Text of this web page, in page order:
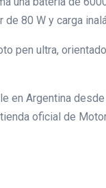
80 W y carga
pen ultra,
en Argentina
oficial de